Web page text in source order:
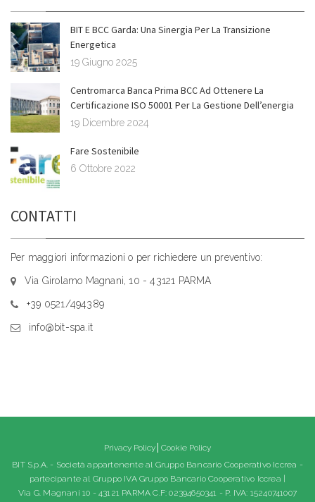
BIT E BCC Garda: Una Sinergia Per La Transizione
Energetica
19 Giugno 2025
Centromarca Banca Prima BCC Ad Ottenere La
Certificazione ISO 50001 Per La Gestione Dell’energia
19 Dicembre 2024
Fare Sostenibile
6 Ottobre 2022
CONTATTI
Per maggiori informazioni o per richiedere un preventivo:
Via Girolamo Magnani, 10 - 43121 PARMA
+39 0521/494389
info@bit-spa.it
Privacy Policy Cookie Policy
BIT S.p.A. - Società appartenente al Gruppo Bancario Cooperativo Iccrea -
partecipante al Gruppo IVA Gruppo Bancario Cooperativo Iccrea |
Via G. Magnani 10 - 43121 PARMA C.F: 02394650341 - P. IVA: 15240741007